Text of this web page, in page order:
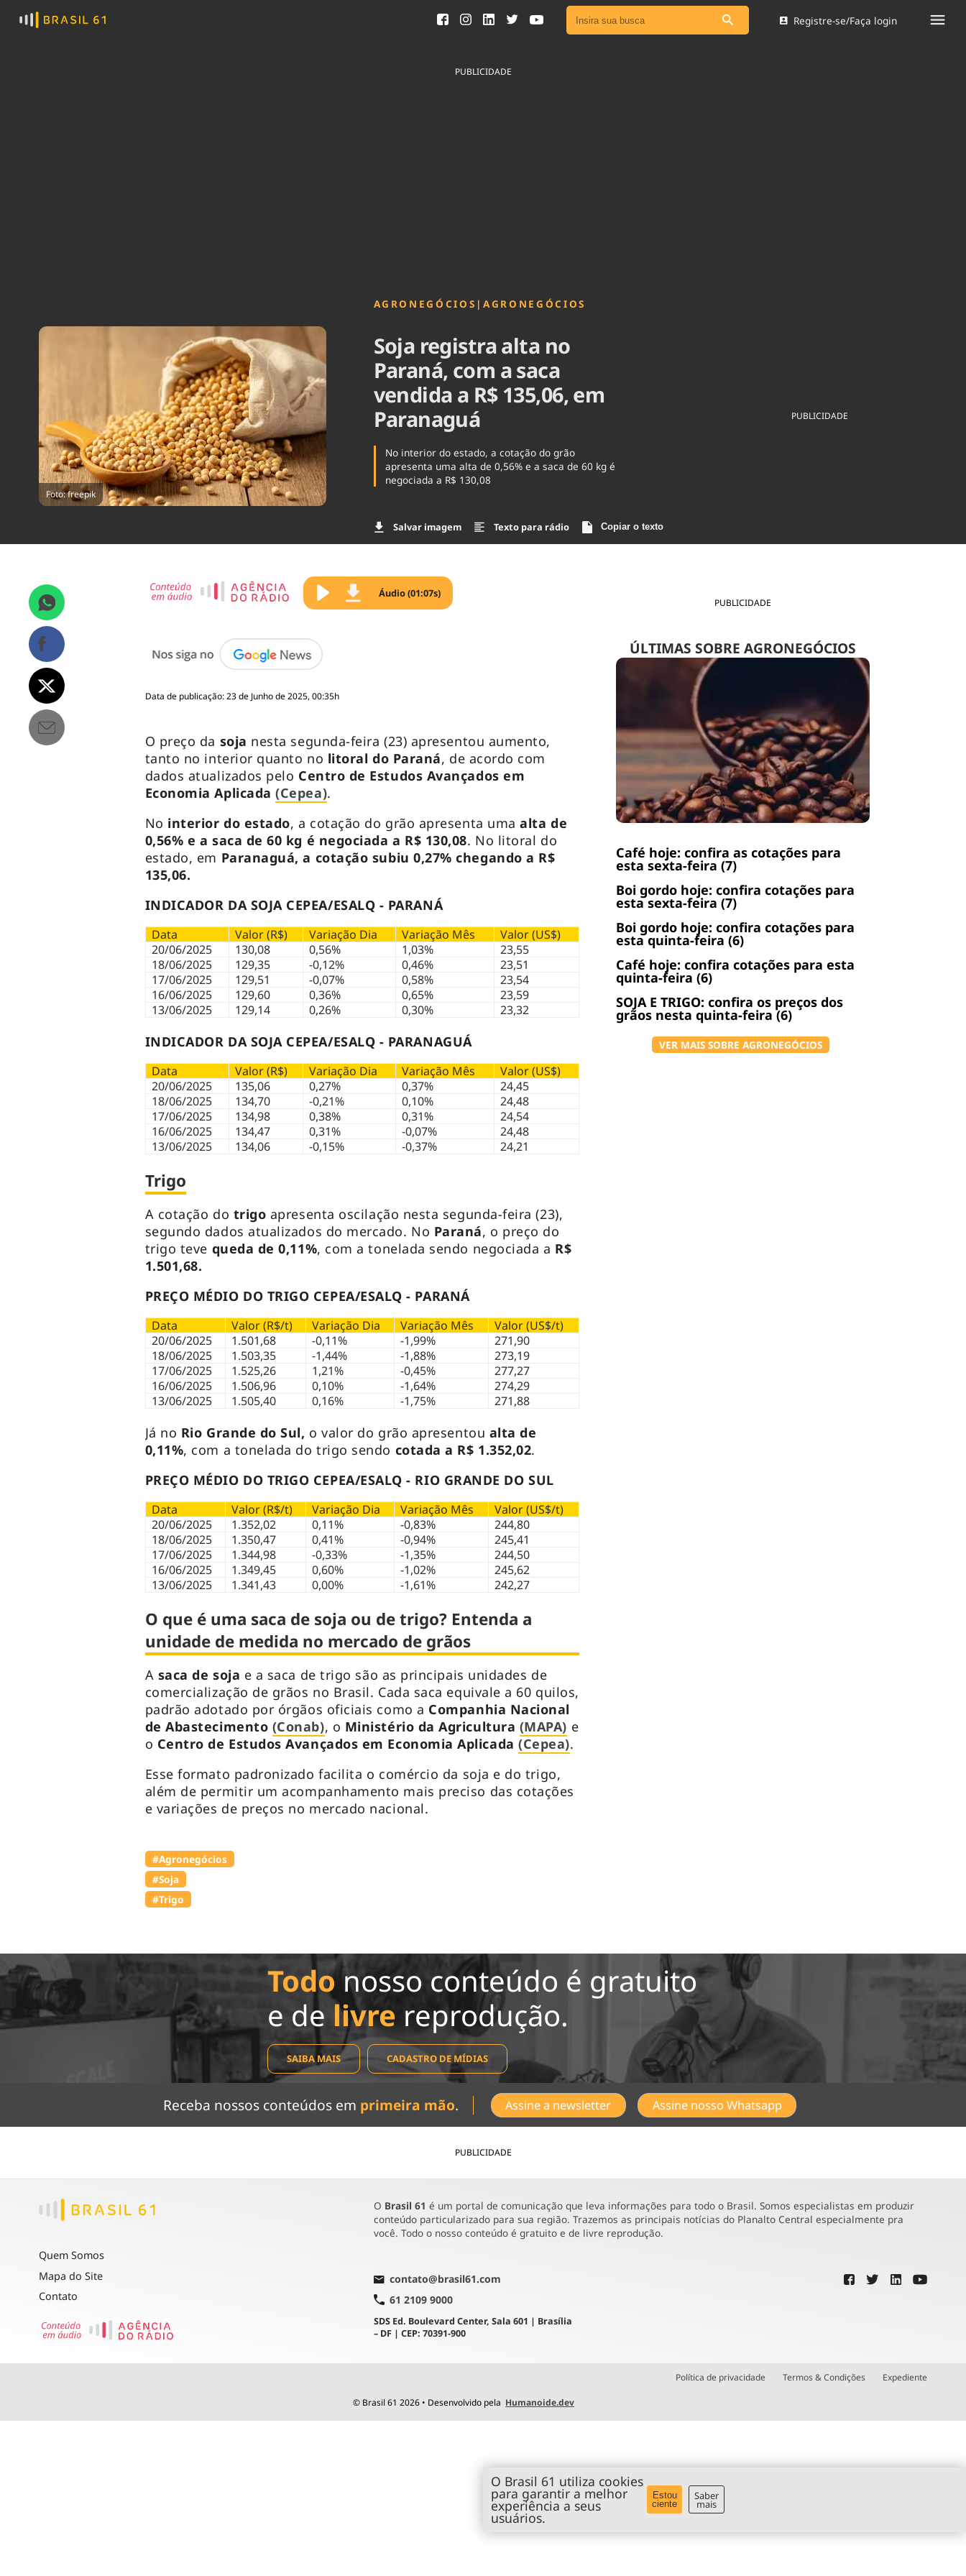
Ver todas as notícias
Cinema
Registre-se/Faça login
PUBLICIDADE
Foto: freepik
AGRONEGÓCIOS | AGRONEGÓCIOS
Soja registra alta no
Paraná, com a saca
vendida a R$ 135,06, em
Paranaguá
No interior do estado, a cotação do grão
apresenta uma alta de 0,56% e a saca de 60 kg é
negociada a R$ 130,08
Salvar imagem Texto para rádio Copiar o texto
PUBLICIDADE
PUBLICIDADE
ÚLTIMAS SOBRE AGRONEGÓCIOS
Café hoje: confira as cotações para
esta sexta-feira (7)
Boi gordo hoje: confira cotações para
esta sexta-feira (7)
Boi gordo hoje: confira cotações para
esta quinta-feira (6)
Café hoje: confira cotações para esta
quinta-feira (6)
SOJA E TRIGO: confira os preços dos
grãos nesta quinta-feira (6)
VER MAIS SOBRE AGRONEGÓCIOS
Áudio (01:07s)
Data de publicação: 23 de Junho de 2025, 00:35h
O preço da soja nesta segunda-feira (23) apresentou aumento,
tanto no interior quanto no litoral do Paraná, de acordo com
dados atualizados pelo Centro de Estudos Avançados em
Economia Aplicada(Cepea).
No interior do estado, a cotação do grão apresenta umaalta de
0,56% e a saca de 60 kg é negociada a R$ 130,08. No litoral do
estado, em Paranaguá, a cotação subiu 0,27% chegando a R$
135,06.
INDICADOR DA SOJA CEPEA/ESALQ - PARANÁ
Data Valor (R$) Variação Dia Variação Mês
Valor (US$)
20/06/2025
130,08 0,56% 1,03%
23,55
18/06/2025
129,35 -0,12% 0,46%
23,51
17/06/2025
129,51 -0,07% 0,58%
23,54
16/06/2025
129,60 0,36% 0,65%
23,59
13/06/2025
129,14 0,26% 0,30% 23,32
INDICADOR DA SOJA CEPEA/ESALQ - PARANAGUÁ
Data Valor (R$) Variação Dia Variação Mês
Valor (US$)
20/06/2025
135,06 0,27% 0,37%
24,45
18/06/2025
134,70 -0,21% 0,10%
24,48
17/06/2025
134,98 0,38% 0,31%
24,54
16/06/2025
134,47 0,31% -0,07%
24,48
13/06/2025
134,06 -0,15% -0,37% 24,21
Trigo
A cotação do trigo apresenta oscilação nesta segunda-feira (23),
segundo dados atualizados do mercado. No Paraná, o preço do
trigo teve queda de 0,11%, com a tonelada sendo negociada a R$
1.501,68.
PREÇO MÉDIO DO TRIGO CEPEA/ESALQ - PARANÁ
Data Valor (R$/t) Variação Dia Variação Mês
Valor (US$/t)
20/06/2025
1.501,68 -0,11% -1,99%
271,90
18/06/2025
1.503,35 -1,44% -1,88%
273,19
17/06/2025
1.525,26 1,21% -0,45%
277,27
16/06/2025
1.506,96 0,10% -1,64%
274,29
13/06/2025
1.505,40 0,16% -1,75% 271,88
Já no Rio Grande do Sul, o valor do grão apresentou alta de
0,11%, com a tonelada do trigo sendo cotada a R$ 1.352,02.
PREÇO MÉDIO DO TRIGO CEPEA/ESALQ - RIO GRANDE DO SUL
Data Valor (R$/t) Variação Dia Variação Mês
Valor (US$/t)
20/06/2025
1.352,02 0,11% -0,83%
244,80
18/06/2025
1.350,47 0,41% -0,94%
245,41
17/06/2025
1.344,98 -0,33% -1,35%
244,50
16/06/2025
1.349,45 0,60% -1,02%
245,62
13/06/2025
1.341,43 0,00% -1,61% 242,27
O que é uma saca de soja ou de trigo? Entenda a
unidade de medida no mercado de grãos
A saca de soja e a saca de trigo são as principais unidades de
comercialização de grãos no Brasil. Cada saca equivale a 60 quilos,
padrão adotado por órgãos oficiais como a Companhia Nacional
de Abastecimento (Conab), o Ministério da Agricultura (MAPA) e
o Centro de Estudos Avançados em Economia Aplicada(Cepea).
Esse formato padronizado facilita o comércio da soja e do trigo,
além de permitir um acompanhamento mais preciso das cotações
e variações de preços no mercado nacional.
#Agronegócios
#Soja
#Trigo
Todonosso conteúdo é gratuito
e de livre reprodução.
SAIBA MAIS CADASTRO DE MÍDIAS
Receba nossos conteúdos em primeira mão. Assine a newsletter Assine nosso Whatsapp
PUBLICIDADE
Quem Somos
Mapa do Site
Contato
O Brasil 61 é um portal de comunicação que leva informações para todo o Brasil. Somos especialistas em produzir
conteúdo particularizado para sua região. Trazemos as principais notícias do Planalto Central especialmente pra
você. Todo o nosso conteúdo é gratuito e de livre reprodução.
contato@brasil61.com
61 2109 9000
SDS Ed. Boulevard Center, Sala 601 | Brasília
– DF | CEP: 70391-900
Política de privacidade Termos & Condições Expediente
© Brasil 61 2026 • Desenvolvido pela Humanoide.dev
O Brasil 61 utiliza cookies
para garantir a melhor
experiência a seus
usuários.
Estou
ciente
Saber
mais